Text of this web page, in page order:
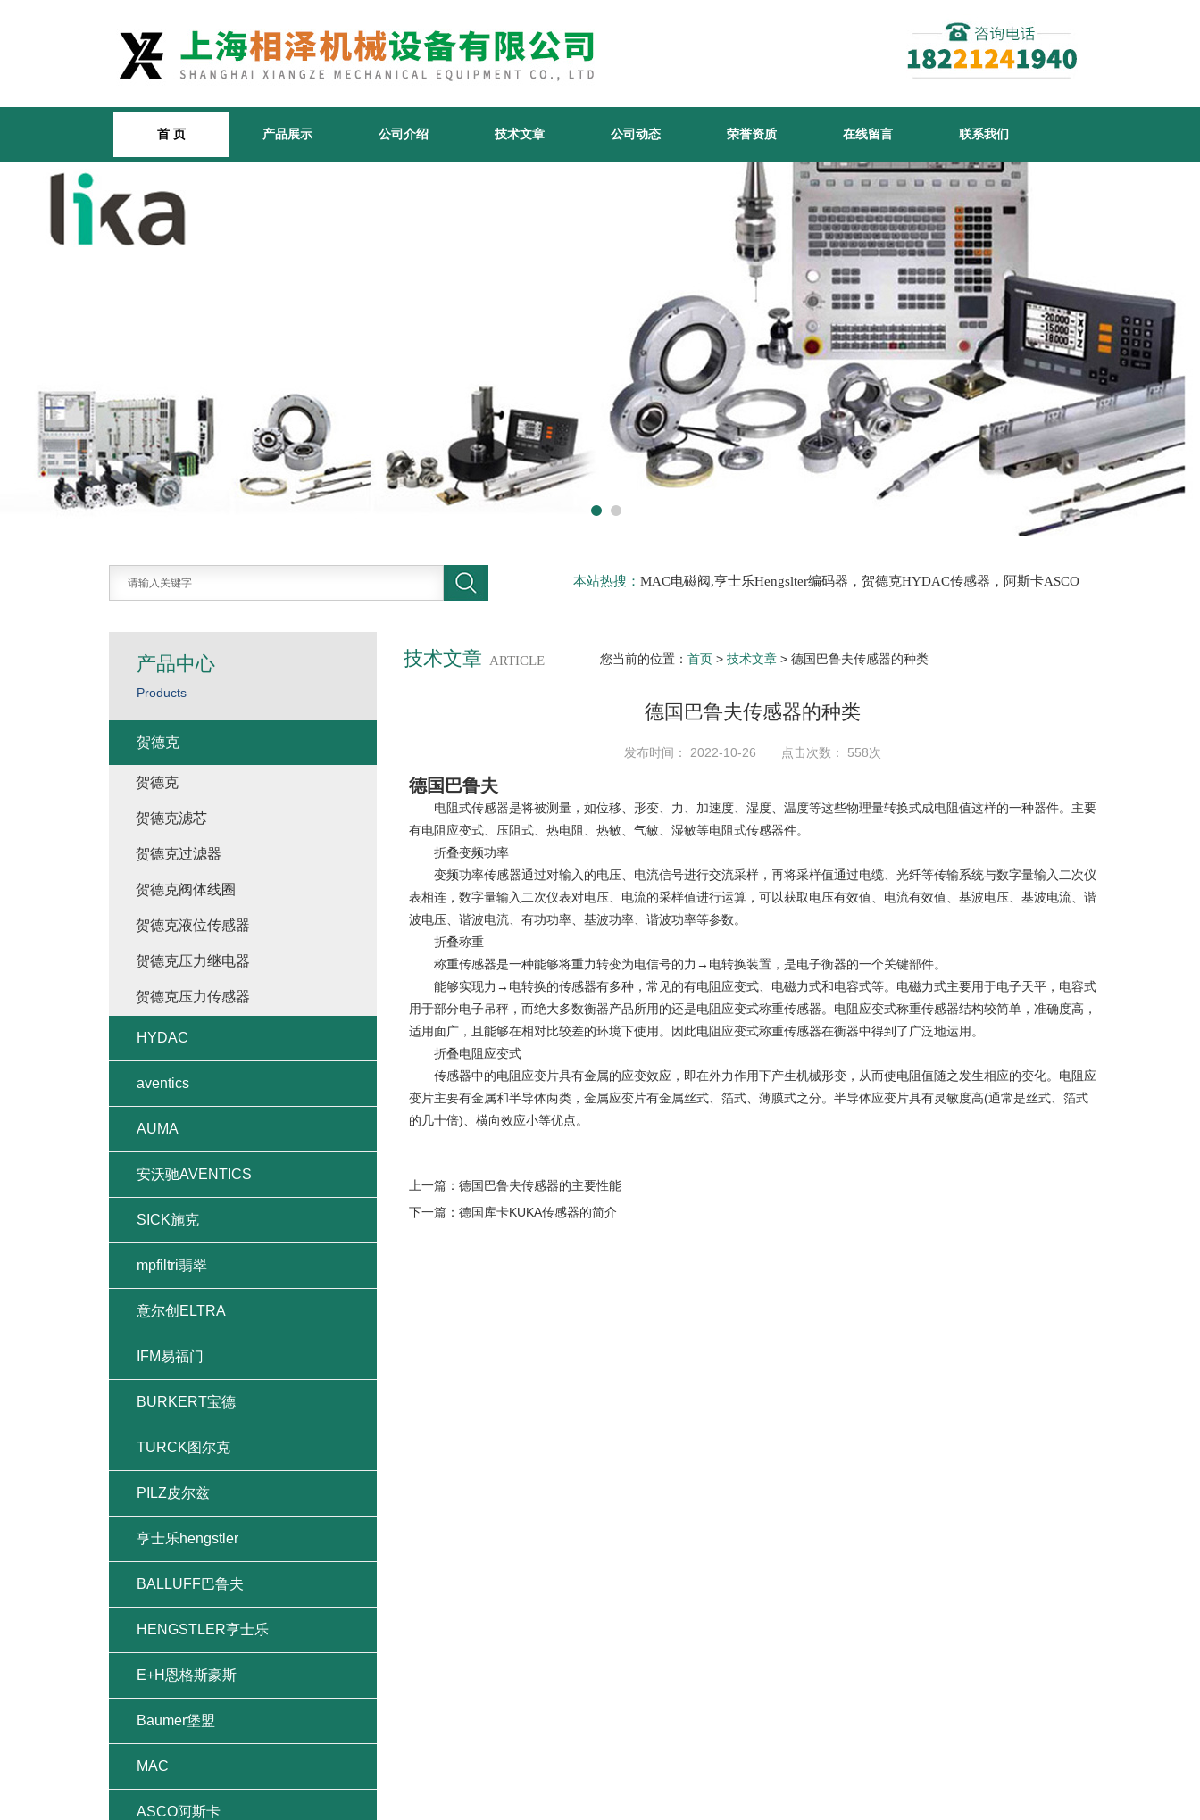
首 页 产品展示 公司介绍 技术文章 公司动态 荣誉资质 在线留言 联系我们
本站热搜： MAC电磁阀,亨士乐Hengslter编码器，贺德克HYDAC传感器，阿斯卡ASCO
技术文章 ARTICLE 您当前的位置： 首页 > 技术文章 > 德国巴鲁夫传感器的种类
德国巴鲁夫传感器的种类
发布时间： 2022-10-26 点击次数： 558次
德国巴鲁夫
电阻式传感器是将被测量，如位移、形变、力、加速度、湿度、温度等这些物理量转换式成电阻值这样的一种器件。主要
有电阻应变式、压阻式、热电阻、热敏、气敏、湿敏等电阻式传感器件。
折叠变频功率
变频功率传感器通过对输入的电压、电流信号进行交流采样，再将采样值通过电缆、光纤等传输系统与数字量输入二次仪
表相连，数字量输入二次仪表对电压、电流的采样值进行运算，可以获取电压有效值、电流有效值、基波电压、基波电流、谐
波电压、谐波电流、有功功率、基波功率、谐波功率等参数。
折叠称重
称重传感器是一种能够将重力转变为电信号的力→电转换装置，是电子衡器的一个关键部件。
能够实现力→电转换的传感器有多种，常见的有电阻应变式、电磁力式和电容式等。电磁力式主要用于电子天平，电容式
用于部分电子吊秤，而绝大多数衡器产品所用的还是电阻应变式称重传感器。电阻应变式称重传感器结构较简单，准确度高，
适用面广，且能够在相对比较差的环境下使用。因此电阻应变式称重传感器在衡器中得到了广泛地运用。
折叠电阻应变式
传感器中的电阻应变片具有金属的应变效应，即在外力作用下产生机械形变，从而使电阻值随之发生相应的变化。电阻应
变片主要有金属和半导体两类，金属应变片有金属丝式、箔式、薄膜式之分。半导体应变片具有灵敏度高(通常是丝式、箔式
的几十倍)、横向效应小等优点。
上一篇： 德国巴鲁夫传感器的主要性能
下一篇： 德国库卡KUKA传感器的简介
产品中心
Products
贺德克
贺德克
贺德克滤芯
贺德克过滤器
贺德克阀体线圈
贺德克液位传感器
贺德克压力继电器
贺德克压力传感器
HYDAC
aventics
AUMA
安沃驰AVENTICS
SICK施克
mpfiltri翡翠
意尔创ELTRA
IFM易福门
BURKERT宝德
TURCK图尔克
PILZ皮尔兹
亨士乐hengstler
BALLUFF巴鲁夫
HENGSTLER亨士乐
E+H恩格斯豪斯
Baumer堡盟
MAC
ASCO阿斯卡